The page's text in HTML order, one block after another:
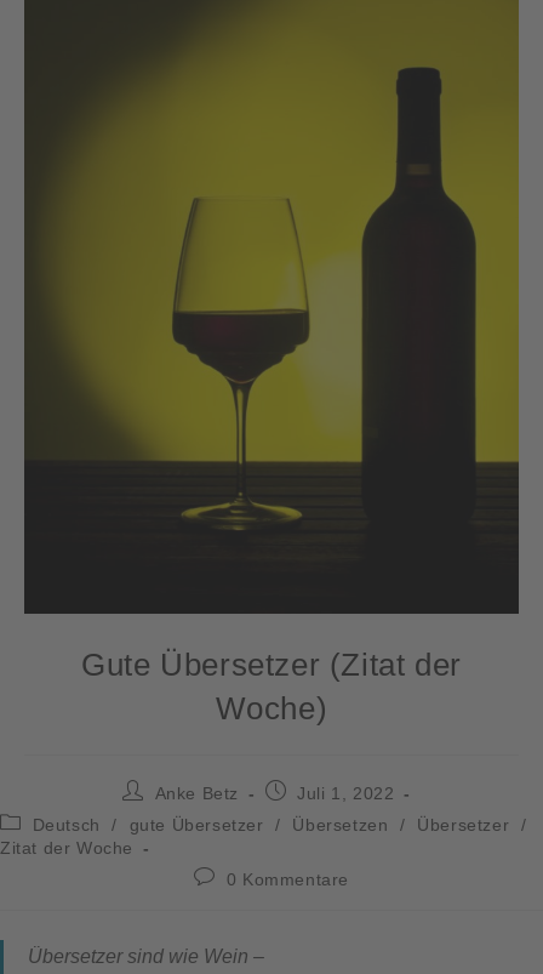
Gute Übersetzer (Zitat der
Woche)
Anke Betz
Juli 1, 2022
Deutsch
/ gute Übersetzer / Übersetzen / Übersetzer
/
Zitat der Woche
0 Kommentare
Übersetzer sind wie Wein –